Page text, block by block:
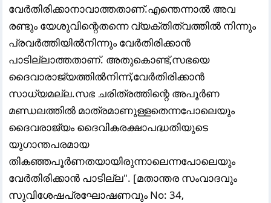
വേർതിരിക്കാനാവാത്തതാണ്.എന്തെന്നാൽ അവ
രണ്ടും യേശുവിന്റെതന്നെ വ്യക്തിത്വത്തിൽ നിന്നും
പ്രവർത്തിയിൽനിന്നും വേർതിരിക്കാൻ
പാടില്ലാത്തതാണ്‌. അതുകൊണ്ട്,സഭയെ
ദൈവാരാജ്യത്തിൽനിന്ന്,വേർതിരിക്കാൻ
സാധ്യമല്ല.സഭ ചരിത്രത്തിന്റെ അപൂർണ
മണ്ഡലത്തിൽ മാത്രമാണുള്ളതെന്നപോലെയും
ദൈവരാജ്യം ദൈവികരക്ഷാപദ്ധതിയുടെ
യുഗാന്തപരമായ
തികഞ്ഞപൂർണതയായിരുന്നാലെന്നപോലെയും
വേർതിരിക്കാൻ പാടില്ല". [മതാന്തര സംവാദവും
സുവിശേഷപ്രഘോഷണവും No: 34,